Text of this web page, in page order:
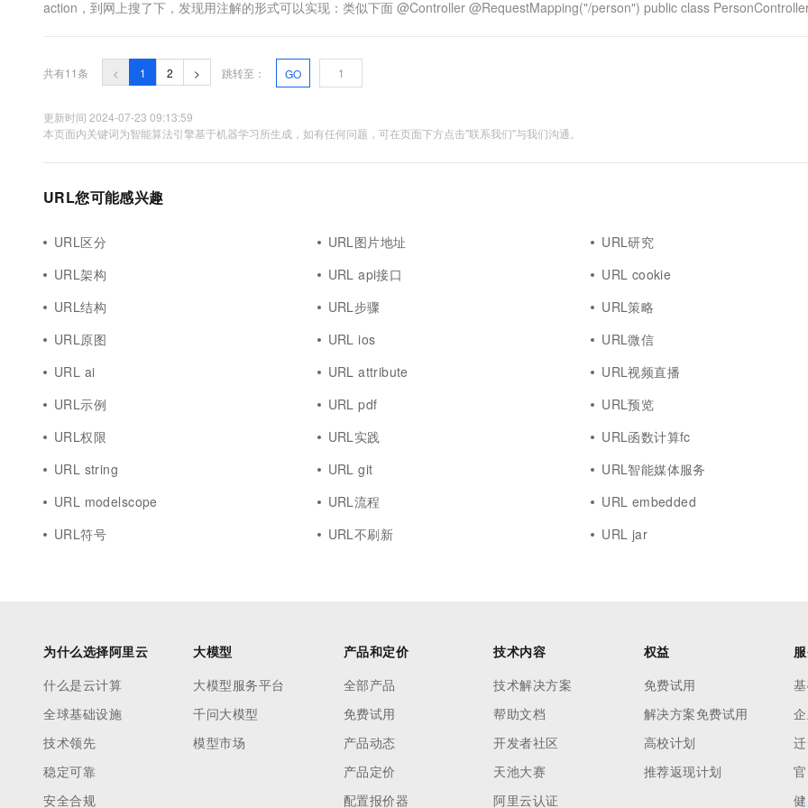
action，到网上搜了下，发现用注解的形式可以实现：类似下面 @Controller @RequestMapping("/person") public class
共有11条 < 1 2 > 跳转至： GO
更新时间 2024-07-23 09:13:59
本页面内关键词为智能算法引擎基于机器学习所生成，如有任何问题，可在页面下方点击"联系我们"与我们沟通。
URL您可能感兴趣
URL区分 URL图片地址
URL研究
URL架构
URL api接口
URL cookie
URL结构
URL步骤
URL策略
URL原图
URL ios
URL微信
URL ai
URL attribute
URL视频直播
URL示例
URL pdf
URL预览
URL权限
URL实践
URL函数计算fc
URL string
URL git
URL智能媒体服务
URL modelscope
URL流程
URL embedded
URL符号
URL不刷新 URL jar
为什么选择阿里云
什么是云计算
全球基础设施
技术领先
稳定可靠
安全合规
大模型
大模型服务平台
千问大模型
模型市场
产品和定价
全部产品
免费试用
产品动态
产品定价
配置报价器
技术内容
技术解决方案
帮助文档
开发者社区
天池大赛
阿里云认证
权益
免费试用
解决方案免费试用
高校计划
推荐返现计划